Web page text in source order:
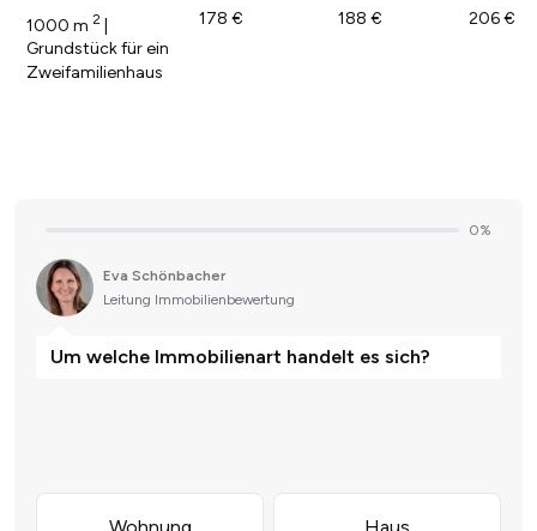
1000 m 2 |
Grundstück für ein
Zweifamilienhaus
178 € 188 € 206 €